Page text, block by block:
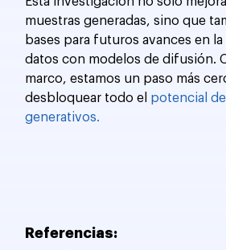
muestras generadas, sino que
bases para futuros avances en
datos con modelos de difusión.
marco, estamos un paso más
desbloquear todo el potencial
generativos.
Referencias: